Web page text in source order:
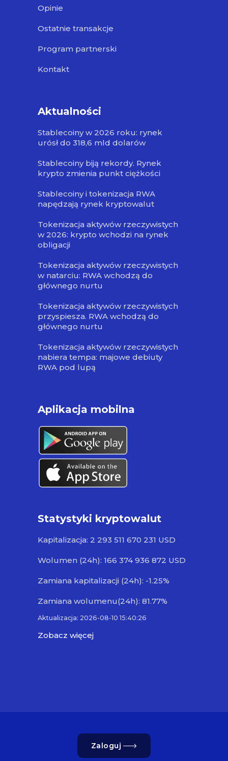
Opinie
Ostatnie transakcje
Program partnerski
Kontakt
Aktualności
Stablecoiny w 2026 roku: rynek
urósł do 318,6 mld dolarów
Stablecoiny biją rekordy. Rynek
krypto zmienia punkt ciężkości
Stablecoiny i tokenizacja RWA
napędzają rynek kryptowalut
Tokenizacja aktywów rzeczywistych
w 2026: krypto wchodzi na rynek
obligacji
Tokenizacja aktywów rzeczywistych
w natarciu: RWA wchodzą do
głównego nurtu
Tokenizacja aktywów rzeczywistych
przyspiesza. RWA wchodzą do
głównego nurtu
Tokenizacja aktywów rzeczywistych
nabiera tempa: majowe debiuty
RWA pod lupą
Aplikacja mobilna
Statystyki kryptowalut
Kapitalizacja: 2 293 511 670 231 USD
Wolumen (24h): 166 374 936 872 USD
Zamiana kapitalizacji (24h): -1.25%
Zamiana wolumenu(24h): 81.77%
Aktualizacja: 2026-08-10 15:40:26
Zobacz więcej
Zaloguj